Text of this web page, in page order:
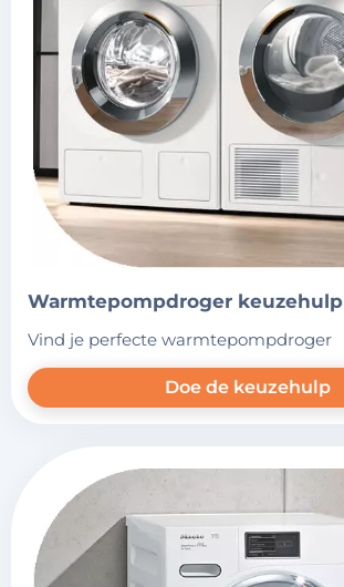
warmtepompdroger keuzehulp
vind je perfecte warmtepompdroger
Doe de keuzehulp